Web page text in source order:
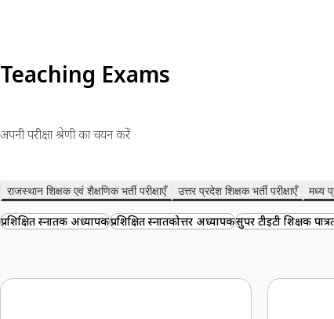
Teaching Exams
अपनी परीक्षा श्रेणी का चयन करें
राजस्थान शिक्षक एवं शैक्षणिक भर्ती परीक्षाएँ उत्तर प्रदेश शिक्षक भर्ती परीक्षाएँ मध्य
प्रशिक्षित स्नातक अध्यापकप्रशिक्षित स्नातकोत्तर अध्यापकसुपर टीईटी शिक्षक